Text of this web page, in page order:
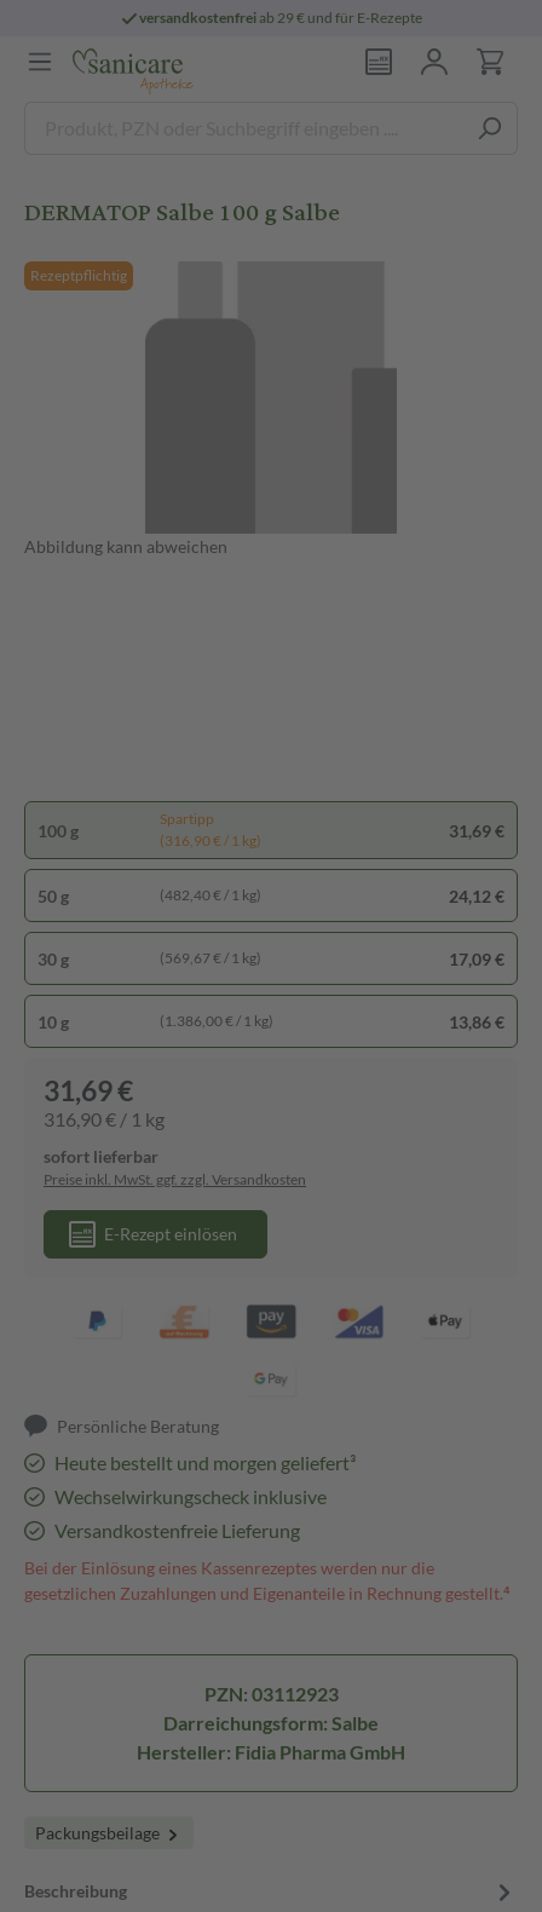
versandkostenfreiab 29 € und für E-Rezepte
DERMATOP Salbe 100 g Salbe
Rezeptpflichtig
Abbildung kann abweichen
100 g
Spartipp
(316,90 € / 1 kg)
31,69 €
50 g (482,40 € / 1 kg) 24,12 €
30 g (569,67 € / 1 kg) 17,09 €
10 g (1.386,00 € / 1 kg) 13,86 €
31,69 €
316,90 € / 1 kg
sofort lieferbar
Preise inkl. MwSt. ggf. zzgl. Versandkosten
E-Rezept einlösen
Persönliche Beratung
Heute bestellt und morgen geliefert³
Wechselwirkungscheck inklusive
Versandkostenfreie Lieferung
Bei der Einlösung eines Kassenrezeptes werden nur die
gesetzlichen Zuzahlungen und Eigenanteile in Rechnung gestellt.⁴
PZN: 03112923
Darreichungsform: Salbe
Hersteller: Fidia Pharma GmbH
Packungsbeilage
Beschreibung